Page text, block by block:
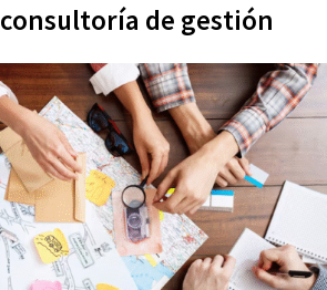
consultoría de gestión